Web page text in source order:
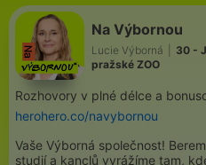
Na Výbornou
Lucie Výborná
30 -
pražské ZOO
Rozhovory v plné délce a
herohero.co/navybornou
Vaše Výborná společnost!
studií a kanclů vyrážíme tam,